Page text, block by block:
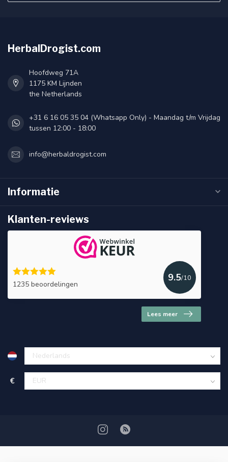
HerbalDrogist.com
Hoofdweg 71A
1175 KM Lijnden
the Netherlands
+31 6 16 05 35 04 (Whatsapp Only) - Maandag t/m Vrijdag
tussen 12:00 - 18:00
info@herbaldrogist.com
Informatie
Klanten-reviews
1235 beoordelingen
9.5/10
Lees meer
€